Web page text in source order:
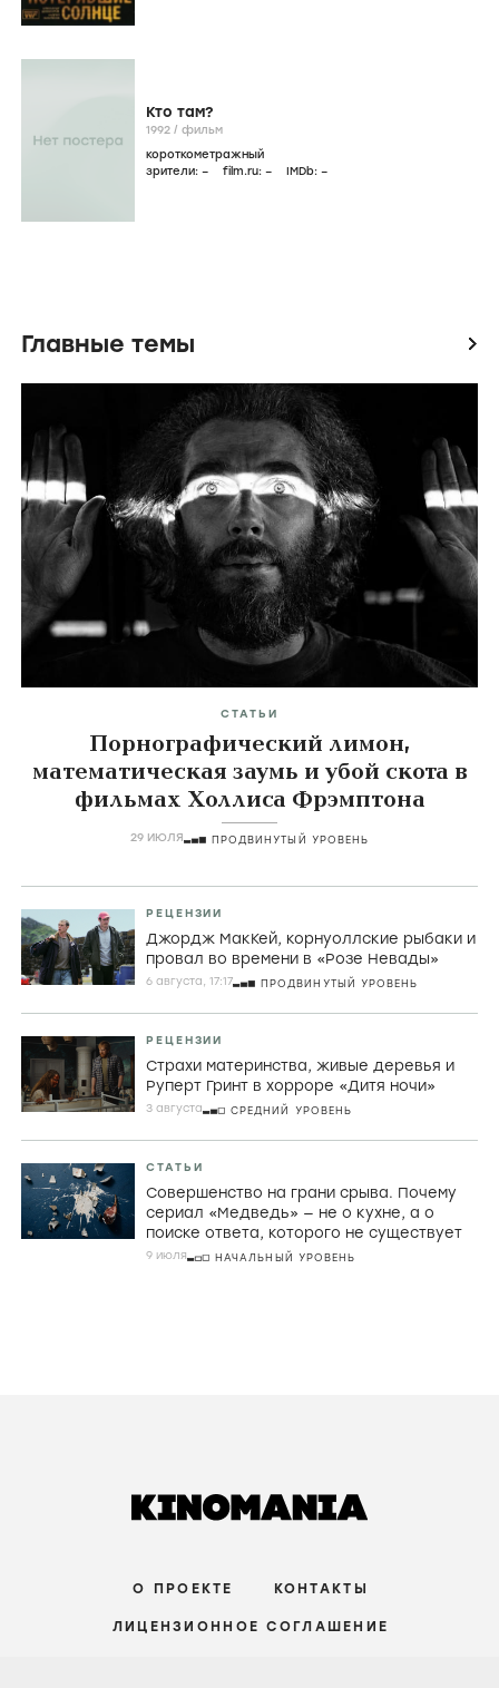
Кто там?
1992 / фильм
короткометражный
зрители: – film.ru: – IMDb: –
Главные темы icon
СТАТЬИ
Порнографический лимон,
математическая заумь и убой скота в
фильмах Холлиса Фрэмптона
29 ИЮЛЯ ПРОДВИНУТЫЙ УРОВЕНЬ
РЕЦЕНЗИИ
Джордж МакКей, корнуоллские рыбаки и
провал во времени в «Розе Невады»
6 августа, 17:17 ПРОДВИНУТЫЙ УРОВЕНЬ
РЕЦЕНЗИИ
Страхи материнства, живые деревья и
Руперт Гринт в хорроре «Дитя ночи»
3 августа СРЕДНИЙ УРОВЕНЬ
СТАТЬИ
Совершенство на грани срыва. Почему
сериал «Медведь» — не о кухне, а о
поиске ответа, которого не существует
9 июля НАЧАЛЬНЫЙ УРОВЕНЬ
О ПРОЕКТЕ КОНТАКТЫ
ЛИЦЕНЗИОННОЕ СОГЛАШЕНИЕ